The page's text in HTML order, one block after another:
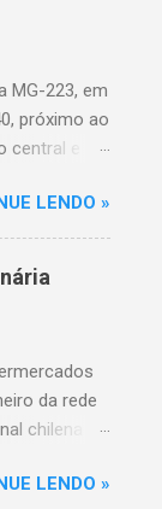
MG-223, em
próximo ao
e
acidente.
LENDO »
da rede
chilena
LENDO »